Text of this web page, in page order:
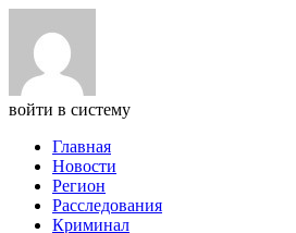
войти в систему
Главная
Новости
Регион
Расследования
Криминал